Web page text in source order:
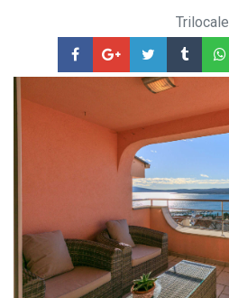
Trilocale